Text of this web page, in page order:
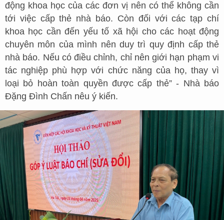
động khoa học của các đơn vị nên có thể không cần
tới việc cấp thẻ nhà báo. Còn đối với các tạp chí
khoa học cần đến yếu tố xã hội cho các hoạt động
chuyên môn của mình nên duy trì quy định cấp thẻ
nhà báo. Nếu có điều chỉnh, chỉ nên giới hạn phạm vi
tác nghiệp phù hợp với chức năng của họ, thay vì
loại bỏ hoàn toàn quyền được cấp thẻ” - Nhà báo
Đặng Đình Chấn nêu ý kiến.